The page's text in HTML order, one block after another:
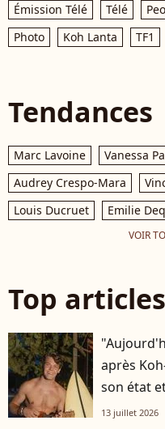
Émission Télé Télé
Photo
Koh Lanta TF1
Tendances
Marc Lavoine Vanessa
Audrey Crespo-Mara
Louis Ducruet
Emilie
VOIR
Top
après
son état
13 juillet 2026